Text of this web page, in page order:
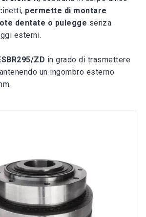
permette di montare
dentate o pulegge senza
esterni.
ZD in grado di trasmettere
un ingombro esterno